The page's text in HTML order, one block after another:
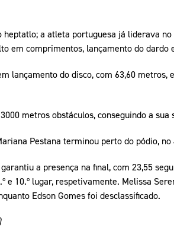
a atleta portuguesa já liderava
em comprimentos, lançamento do
lançamento do disco, com 63,60 metros,
metros obstáculos, conseguindo a
Pestana terminou perto do pódio, no
a presença na final, com 23,55
e 10.º lugar, respetivamente. Melissa
Edson Gomes foi desclassificado.